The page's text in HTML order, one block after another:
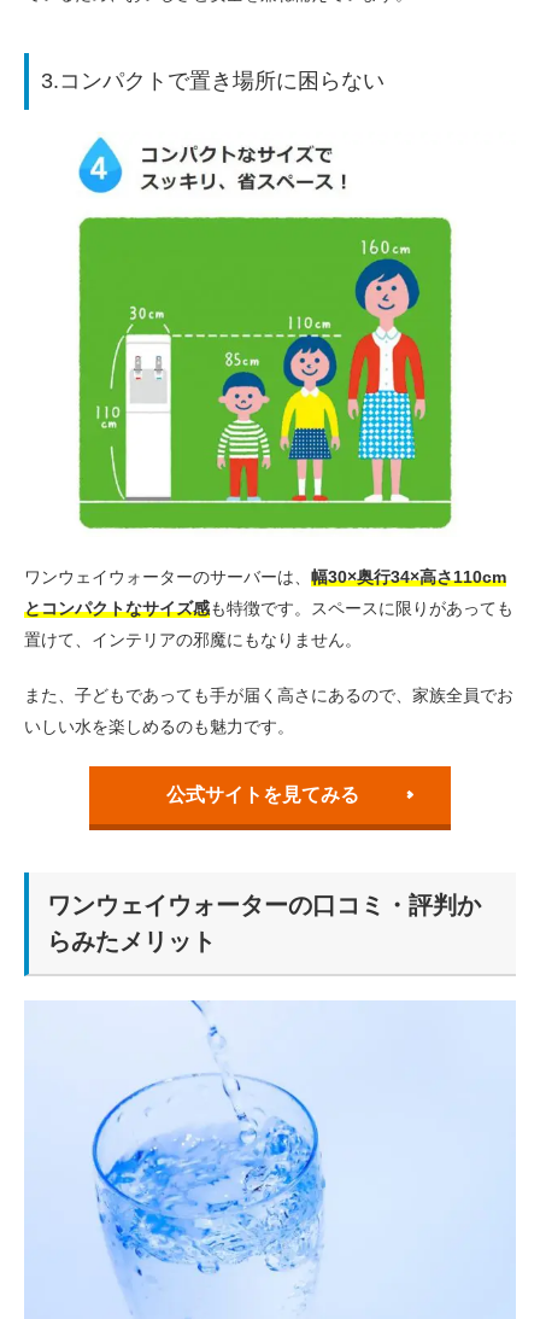
3.コンパクトで置き場所に困らない
ワンウェイウォーターのサーバーは、 幅30×奥行34×高さ110cm
とコンパクトなサイズ感も特徴です。スペースに限りがあっても
置けて、インテリアの邪魔にもなりません。
また、子どもであっても手が届く高さにあるので、家族全員でお
いしい水を楽しめるのも魅力です。
公式サイトを見てみる
ワンウェイウォーターの口コミ・評判か
らみたメリット